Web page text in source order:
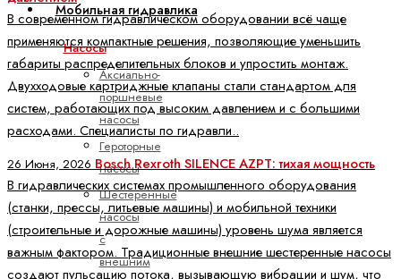
Мобильная гидравлика
Насосы
Аксиально-
поршневые
насосы
Героторные
насосы
Шестеренные
насосы
с
внешним
В современном гидравлическом оборудовании всё чаще
применяются компактные решения, позволяющие уменьшить
габариты распределительных блоков и упростить монтаж.
Двухходовые картриджные клапаны стали стандартом для
систем, работающих под высоким давлением и с большими
расходами. Специалисты по гидравли..
26 Июня, 2026 Bosch Rexroth SILENCE AZPT: тихая мощность
В гидравлических системах промышленного оборудования
(станки, прессы, литьевые машины) и мобильной техники
(строительные и дорожные машины) уровень шума является
важным фактором. Традиционные внешние шестеренные насосы
создают пульсацию потока, вызывающую вибрации и шум, что